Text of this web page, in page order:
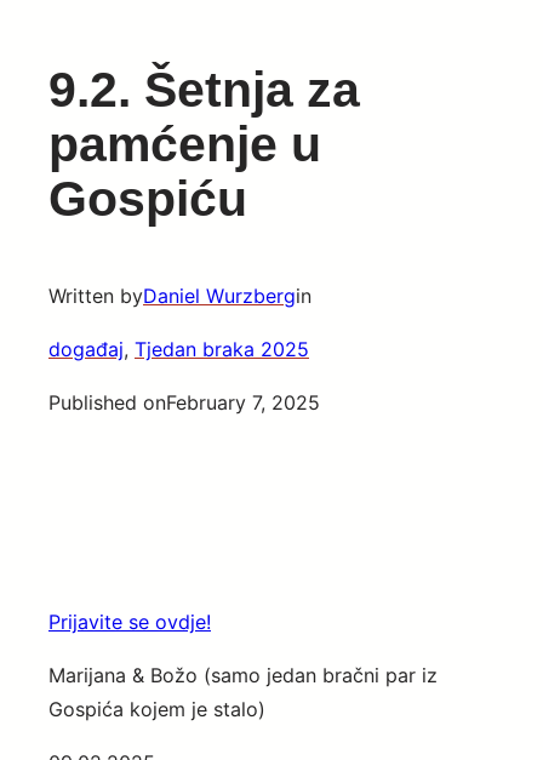
9.2. Šetnja za
pamćenje u
Gospiću
Written byDaniel Wurzbergin
događaj, Tjedan braka 2025
Published onFebruary 7, 2025
Prijavite se ovdje!
Marijana & Božo (samo jedan bračni par iz
Gospića kojem je stalo)